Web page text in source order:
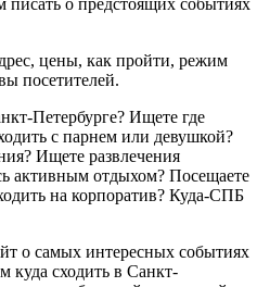
цены, как пройти, режим
посетителей.
Петербурге? Ищете где
с парнем или девушкой?
Ищете развлечения
активным отдыхом? Посещаете
на корпоратив? Куда-СПБ
о самых интересных событиях
куда сходить в Санкт-